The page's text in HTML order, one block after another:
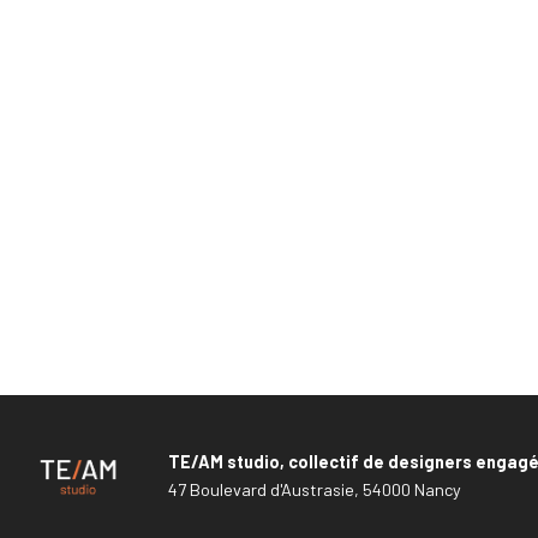
TE/AM studio, collectif de designers
47 Boulevard d'Austrasie, 54000 Nancy